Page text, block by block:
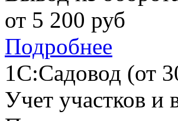
от 5 200 руб
Подробнее
1С:Садовод (от
Учет участков и